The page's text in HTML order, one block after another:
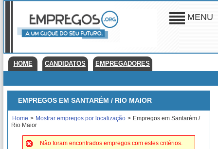
MENU
HOME CANDIDATOS EMPREGADORES
EMPREGOS EM SANTARÉM / RIO MAIOR
Home > Mostrar empregos por localização > Empregos em Santarém /
Rio Maior
Não foram encontrados empregos com estes critérios.